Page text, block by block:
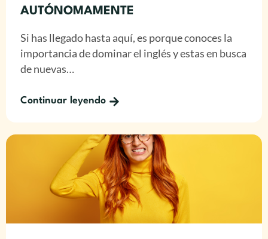
AUTÓNOMAMENTE
Si has llegado hasta aquí, es porque conoces la
importancia de dominar el inglés y estas en busca
de nuevas…
Continuar leyendo